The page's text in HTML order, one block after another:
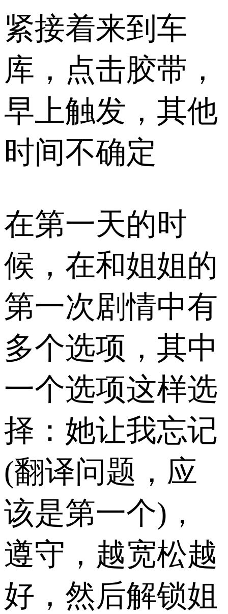
紧接着来到车
库，点击胶带，
早上触发，其他
时间不确定
在第一天的时
候，在和姐姐的
第一次剧情中有
多个选项，其中
一个选项这样选
择：她让我忘记
(翻译问题，应
该是第一个)，
遵守，越宽松越
好，然后解锁姐